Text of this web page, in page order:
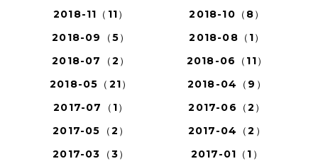
2018-11（11）
2018-10（8）
2018-09（5）
2018-08（1）
2018-07（2）
2018-06（11）
2018-05（21）
2018-04（9）
2017-07（1）
2017-06（2）
2017-05（2）
2017-04（2）
2017-03（3）
2017-01（1）